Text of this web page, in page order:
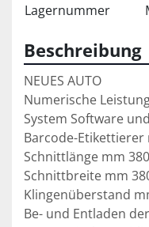
Lagernummer
Beschreibung
NEUES AUTO
Numerische
System Software
Barcode-
Schnittlänge mm
Schnittbreite mm
Klingenüberstand
Be- und Entladen